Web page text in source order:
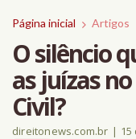
Página inicial Artigos
O silêncio
as juízas
Civil?
direitonews.com.br | 15